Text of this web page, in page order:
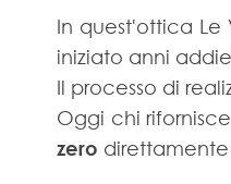
In quest'ottica Le
iniziato anni
Il processo di
Oggi chi
zero